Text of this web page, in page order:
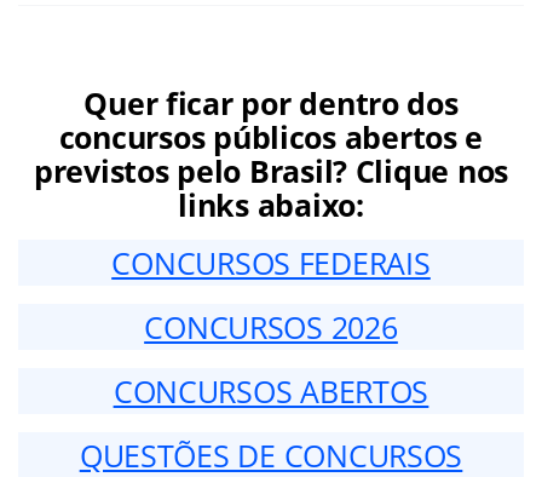
Quer ficar por dentro dos
concursos públicos abertos e
previstos pelo Brasil? Clique nos
links abaixo:
CONCURSOS FEDERAIS
CONCURSOS 2026
CONCURSOS ABERTOS
QUESTÕES DE CONCURSOS